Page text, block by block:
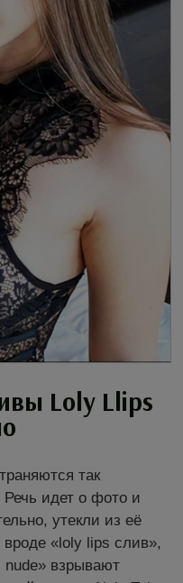
Loly Llips
так
идет о фото и
утекли из её
«loly lips слив»,
взрывают